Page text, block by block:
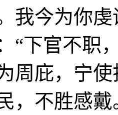
我今为你
“下官不职
周庇，宁
，不胜感